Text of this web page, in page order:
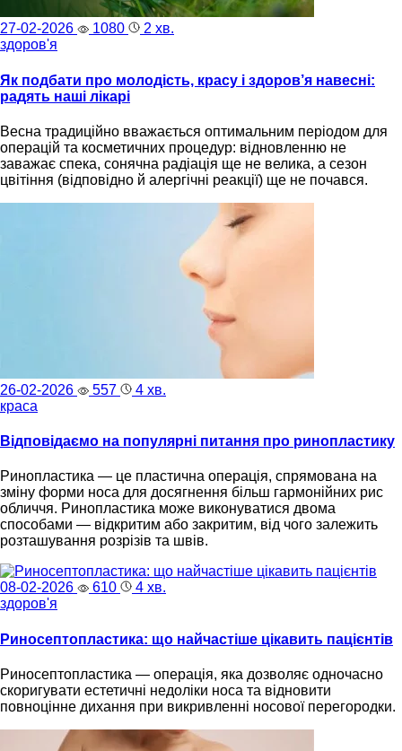
27-02-2026 1080
2 хв.
здоров'я
Як подбати про молодість, красу і здоров’я навесні:
радять наші лікарі
Весна традиційно вважається оптимальним періодом для
операцій та косметичних процедур: відновленню не
заважає спека, сонячна радіація ще не велика, а сезон
цвітіння (відповідно й алергічні реакції) ще не почався.
26-02-2026 557
4 хв.
краса
Відповідаємо на популярні питання про ринопластику
Ринопластика — це пластична операція, спрямована на
зміну форми носа для досягнення більш гармонійних рис
обличчя. Ринопластика може виконуватися двома
способами — відкритим або закритим, від чого залежить
розташування розрізів та швів.
08-02-2026 610
4 хв.
здоров'я
Риносептопластика: що найчастіше цікавить пацієнтів
Риносептопластика — операція, яка дозволяє одночасно
скоригувати естетичні недоліки носа та відновити
повноцінне дихання при викривленні носової перегородки.